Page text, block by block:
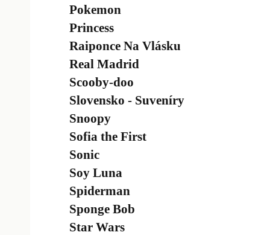
Pokemon
Princess
Raiponce Na Vlásku
Real Madrid
Scooby-doo
Slovensko - Suveníry
Snoopy
Sofia the First
Sonic
Soy Luna
Spiderman
Sponge Bob
Star Wars